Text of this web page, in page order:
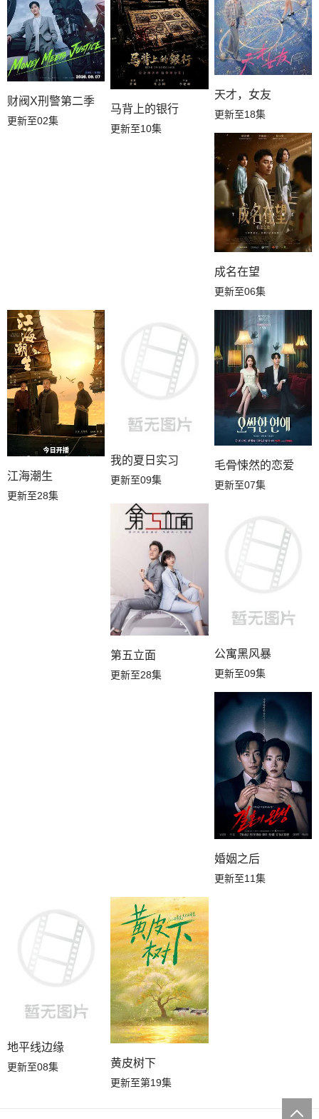
财阀X刑警第二季
更新至02集
马背上的银行
更新至10集
天才，女友
更新至18集
成名在望
更新至06集
江海潮生
更新至28集
我的夏日实习
更新至09集
毛骨悚然的恋爱
更新至07集
第五立面
更新至28集
公寓黑风暴
更新至09集
婚姻之后
更新至11集
地平线边缘
更新至08集 黄皮树下
更新至第19集